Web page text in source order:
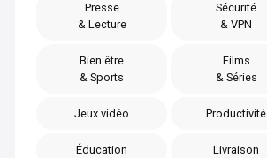
Presse
& Lecture
Sécurité
& VPN
Bien être
& Sports
Films
& Séries
Jeux vidéo Productivité
Éducation Livraison